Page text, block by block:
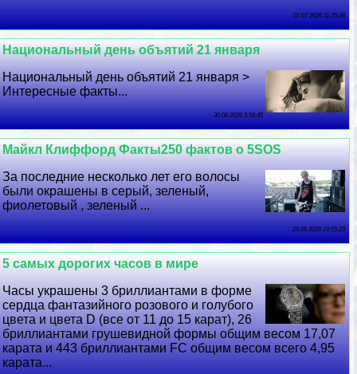
01 07 2026 11:35:38
Национальный день объятий 21 января
Национальный день объятий 21 января >
Интересные факты...
30 06 2026 5:58:45
Майкл Клиффорд Факты250 фактов о 5SOS
За последние несколько лет его волосы
были окрашены в серый, зеленый,
фиолетовый , зеленый ...
29 06 2026 19:55:29
5 самых дорогих часов в мире
Часы украшены 3 бриллиантами в форме
сердца фантазийного розового и гoлyбого
цвета и цвета D (все от 11 до 15 карат), 26
бриллиантами грушевидной формы общим весом 17,07
карата и 443 бриллиантами FC общим весом всего 4,95
карата...